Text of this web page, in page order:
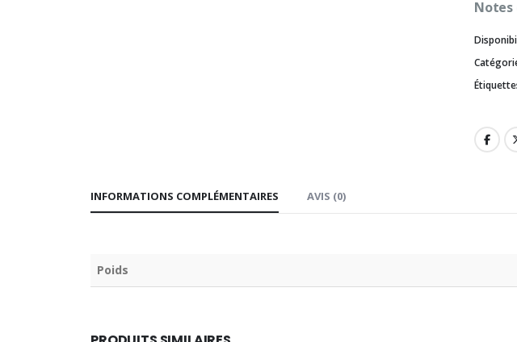
Notes
INFORMATIONS COMPLÉMENTAIRES AVIS (0)
Poids